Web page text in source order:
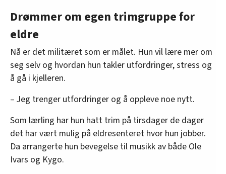
Drømmer om egen trimgruppe for
eldre
Nå er det militæret som er målet. Hun vil lære mer om
seg selv og hvordan hun takler utfordringer, stress og
å gå i kjelleren.
– Jeg trenger utfordringer og å oppleve noe nytt.
Som lærling har hun hatt trim på tirsdager de dager
det har vært mulig på eldresenteret hvor hun jobber.
Da arrangerte hun bevegelse til musikk av både Ole
Ivars og Kygo.